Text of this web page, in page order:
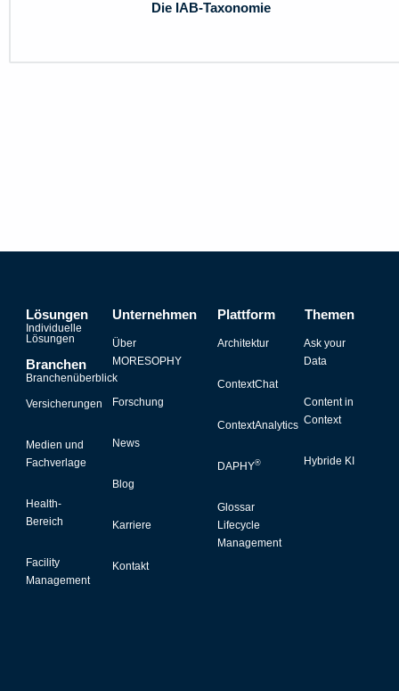
Die IAB-Taxonomie
Lösungen
Individuelle
Lösungen
Branchen
Branchenüberblick
Versicherungen
Medien und
Fachverlage
Health-
Bereich
Facility
Management
Unternehmen
Über
MORESOPHY
Forschung
News
Blog
Karriere
Kontakt
Plattform
Architektur
ContextChat
ContextAnalytics
DAPHY®
Glossar
Lifecycle
Management
Themen
Ask your
Data
Content in
Context
Hybride KI